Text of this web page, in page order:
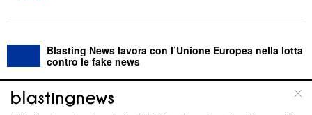
Blasting News lavora con l’Unione Europea nella lotta
contro le fake news
ABOUT LINEA EDITORIALE